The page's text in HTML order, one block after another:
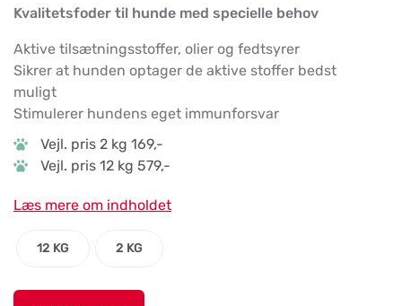
Kvalitetsfoder til hunde med specielle behov
Aktive tilsætningsstoffer, olier og fedtsyrer
Sikrer at hunden optager de aktive stoffer bedst
muligt
Stimulerer hundens eget immunforsvar
Vejl. pris 2 kg 169,-
Vejl. pris 12 kg 579,-
Læs mere om indholdet
12 KG 2 KG